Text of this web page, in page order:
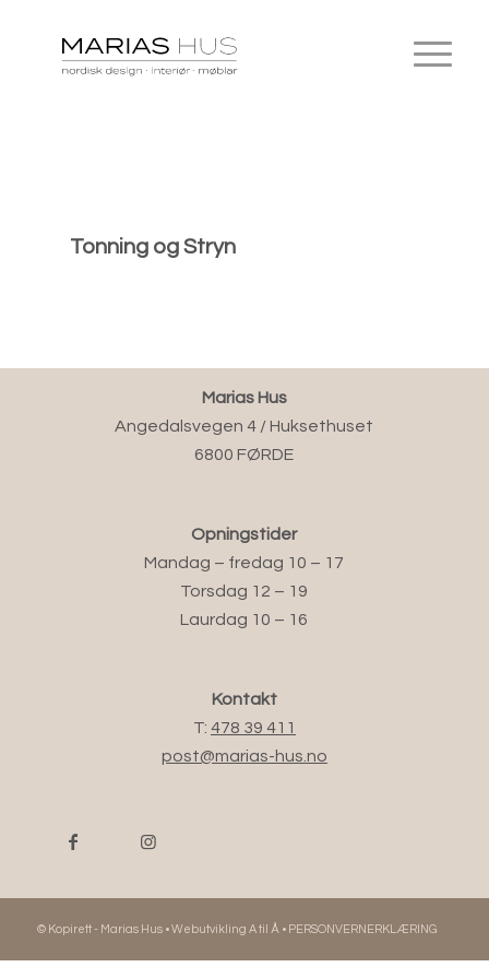
Tonning og Stryn
Marias Hus
Angedalsvegen 4 / Huksethuset
6800 FØRDE
Opningstider
Mandag – fredag 10 – 17
Torsdag 12 – 19
Laurdag 10 – 16
Kontakt
T: 478 39 411
post@marias-hus.no
© Kopirett - Marias Hus •Webutvikling A til Å • PERSONVERNERKLÆRING